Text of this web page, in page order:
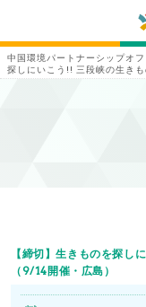
中国環境パートナーシップオフ
探しにいこう!! 三段峡の生き
【締切】生きものを探し
（9/14開催・広島）